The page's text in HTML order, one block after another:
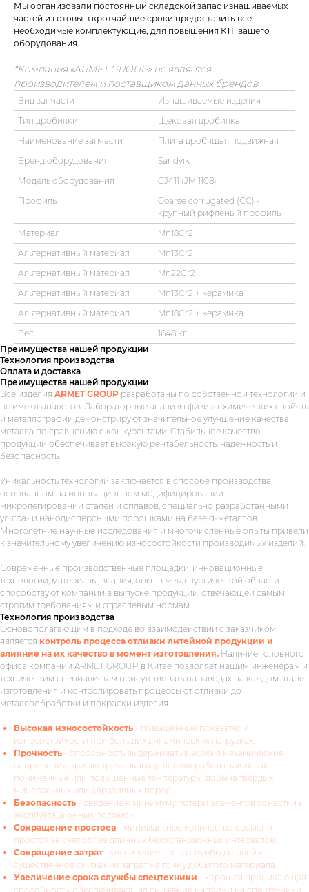
Мы организовали постоянный складской запас изнашиваемых
частей и готовы в кротчайшие сроки предоставить все
необходимые комплектующие, для повышения КТГ вашего
оборудования.
*Компания «ARMET GROUP» не является
производителем и поставщиком данных брендов.
Вид запчасти
Изнашиваемые изделия
Тип дробилки
Щековая дробилка
Наименование запчасти
Плита дробящая подвижная
Бренд оборудования
Sandvik
Модель оборудования
CJ411 (JM 1108)
Профиль
Coarse corrugated (СС) -
крупный рифленый профиль
Материал
Mn18Cr2
Альтернативный материал
Mn13Cr2
Альтернативный материал
Mn22Cr2
Альтернативный материал
Mn13Cr2 + керамика
Альтернативный материал
Mn18Cr2 + керамика
Вес
1648 кг
Преимущества нашей продукции
Технология производства
Оплата и доставка
Преимущества нашей продукции
Все изделия ARMET GROUP разработаны по собственной технологии и
не имеют аналогов. Лабораторные анализы физико-химических свойств
и металлографии демонстрируют значительное улучшение качества
металла по сравнению с конкурентами. Стабильное качество
продукции обеспечивает высокую рентабельность, надежность и
безопасность.
Уникальность технологий заключается в способе производства,
основанном на инновационном модифицировании -
микролегировании сталей и сплавов, специально разработанными
ультра- и нанодисперсными порошками на базе d-металлов.
Многолетние научные исследования и многочисленные опыты привели
к значительному увеличению износостойкости производимых изделий.
Современные производственные площадки, инновационные
технологии, материалы, знания, опыт в металлургической области
способствуют компании в выпуске продукции, отвечающей самым
строгим требованиям и отраслевым нормам.
Технология производства
Основополагающим в подходе во взаимодействии с заказчиком
является контроль процесса отливки литейной продукции и
влияние на их качество в момент изготовления. Наличие головного
офиса компании ARMET GROUP в Китае позволяет нашим инженерам и
техническим специалистам присутствовать на заводах на каждом этапе
изготовления и контролировать процессы от отливки до
металлообработки и покраски изделия.
Высокая износостойкость - повышенные показатели
износостойкости при больших динамических нагрузках.
Прочность - способность выдерживать высокие механические
напряжения при экстремальных условиях работы, таких как:
пониженные или повышенные температуры, добыча твердых
минеральных или абразивных пород.
Безопасность - сведение к минимуму потери элементов оснастки и
эксплуатационных поломок.
Сокращение простоев - минимальное количество времени
простоя за счет более длинных безостановочных интервалов.
Сокращение затрат - увеличение срока службы деталей и
существенное снижение затрат на тонну добытого материала.
Увеличение срока службы спецтехники - хорошая проникающая
способность, обеспечивающая снижение нагрузки на спецтехники,